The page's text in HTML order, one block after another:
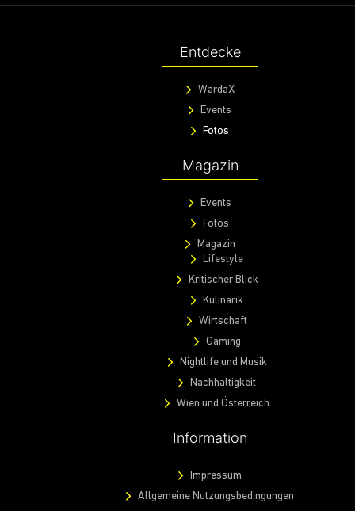
All rights reserved.
Entdecke
WardaX
Events
Fotos
Magazin
Events
Fotos
Magazin